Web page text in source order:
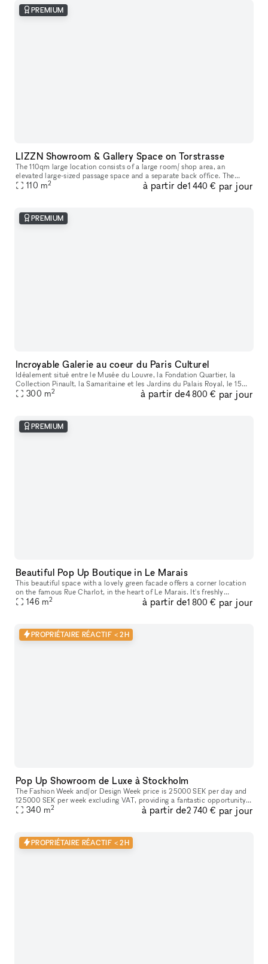
PREMIUM
LIZZN Showroom & Gallery Space on Torstrasse
The 110qm large location consists of a large room/ shop area, an
elevated large-sized passage space and a separate back office. The
renting price depends on the m2 you will need for your presentation
110 m2 à partir de1 440 € par jour
PREMIUM
Incroyable Galerie au coeur du Paris Culturel
Idéalement situé entre le Musée du Louvre, la Fondation Quartier, la
Collection Pinault, la Samaritaine et les Jardins du Palais Royal, le 15
rue du Louvre s’impose comme un espace raffiné et stratég
300 m2 à partir de4 800 € par jour
PREMIUM
Beautiful Pop Up Boutique in Le Marais
This beautiful space with a lovely green facade offers a corner location
on the famous Rue Charlot​,​ in the heart of Le Marais. It's freshly
renovated with white walls​,​ ceiling​,​ and floor. 146 s
146 m2 à partir de1 800 € par jour
PROPRIÉTAIRE RÉACTIF < 2H
Pop Up Showroom de Luxe à Stockholm
The Fashion Week and/or Design Week price is 25000 SEK per day and
125000 SEK per week excluding VAT, providing a fantastic opportunity
for showcasing your products in a prime location. This adaptabl
340 m2 à partir de2 740 € par jour
PROPRIÉTAIRE RÉACTIF < 2H